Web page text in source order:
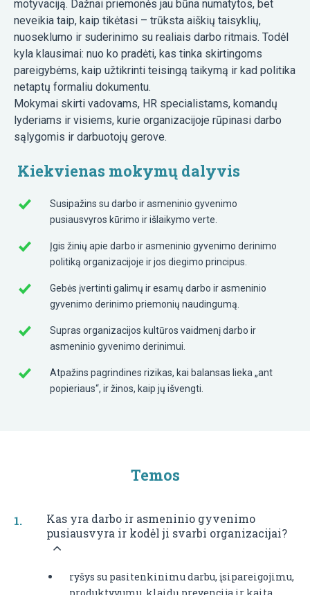
motyvaciją. Dažnai priemonės jau būna numatytos, bet
neveikia taip, kaip tikėtasi – trūksta aiškių taisyklių,
nuoseklumo ir suderinimo su realiais darbo ritmais. Todėl
kyla klausimai: nuo ko pradėti, kas tinka skirtingoms
pareigybėms, kaip užtikrinti teisingą taikymą ir kad politika
netaptų formaliu dokumentu.
Mokymai skirti vadovams, HR specialistams, komandų
lyderiams ir visiems, kurie organizacijoje rūpinasi darbo
sąlygomis ir darbuotojų gerove.
Kiekvienas mokymų dalyvis
Susipažins su darbo ir asmeninio gyvenimo
pusiausvyros kūrimo ir išlaikymo verte.
Įgis žinių apie darbo ir asmeninio gyvenimo derinimo
politiką organizacijoje ir jos diegimo principus.
Gebės įvertinti galimų ir esamų darbo ir asmeninio
gyvenimo derinimo priemonių naudingumą.
Supras organizacijos kultūros vaidmenį darbo ir
asmeninio gyvenimo derinimui.
Atpažins pagrindines rizikas, kai balansas lieka „ant
popieriaus“, ir žinos, kaip jų išvengti.
Temos
Kas yra darbo ir asmeninio gyvenimo
pusiausvyra ir kodėl ji svarbi organizacijai?
ryšys su pasitenkinimu darbu, įsipareigojimu,
produktyvumu, klaidų prevencija ir kaita.